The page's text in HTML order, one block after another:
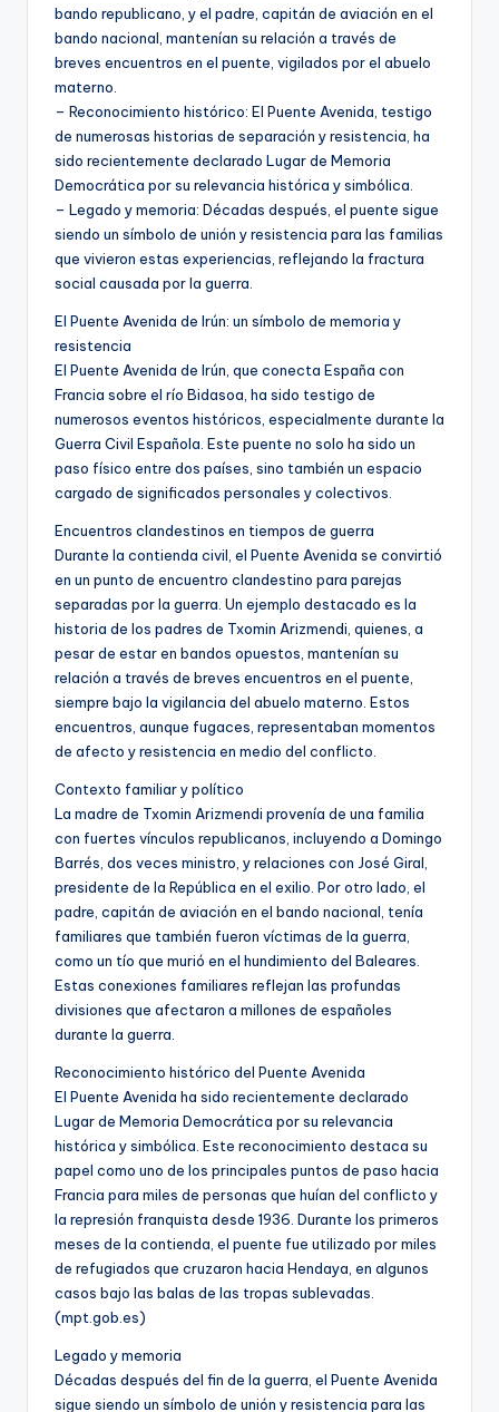
bando republicano, y el padre, capitán de aviación en el
bando nacional, mantenían su relación a través de
breves encuentros en el puente, vigilados por el abuelo
materno.
– Reconocimiento histórico: El Puente Avenida, testigo
de numerosas historias de separación y resistencia, ha
sido recientemente declarado Lugar de Memoria
Democrática por su relevancia histórica y simbólica.
– Legado y memoria: Décadas después, el puente sigue
siendo un símbolo de unión y resistencia para las familias
que vivieron estas experiencias, reflejando la fractura
social causada por la guerra.
El Puente Avenida de Irún: un símbolo de memoria y
resistencia
El Puente Avenida de Irún, que conecta España con
Francia sobre el río Bidasoa, ha sido testigo de
numerosos eventos históricos, especialmente durante la
Guerra Civil Española. Este puente no solo ha sido un
paso físico entre dos países, sino también un espacio
cargado de significados personales y colectivos.
Encuentros clandestinos en tiempos de guerra
Durante la contienda civil, el Puente Avenida se convirtió
en un punto de encuentro clandestino para parejas
separadas por la guerra. Un ejemplo destacado es la
historia de los padres de Txomin Arizmendi, quienes, a
pesar de estar en bandos opuestos, mantenían su
relación a través de breves encuentros en el puente,
siempre bajo la vigilancia del abuelo materno. Estos
encuentros, aunque fugaces, representaban momentos
de afecto y resistencia en medio del conflicto.
Contexto familiar y político
La madre de Txomin Arizmendi provenía de una familia
con fuertes vínculos republicanos, incluyendo a Domingo
Barrés, dos veces ministro, y relaciones con José Giral,
presidente de la República en el exilio. Por otro lado, el
padre, capitán de aviación en el bando nacional, tenía
familiares que también fueron víctimas de la guerra,
como un tío que murió en el hundimiento del Baleares.
Estas conexiones familiares reflejan las profundas
divisiones que afectaron a millones de españoles
durante la guerra.
Reconocimiento histórico del Puente Avenida
El Puente Avenida ha sido recientemente declarado
Lugar de Memoria Democrática por su relevancia
histórica y simbólica. Este reconocimiento destaca su
papel como uno de los principales puntos de paso hacia
Francia para miles de personas que huían del conflicto y
la represión franquista desde 1936. Durante los primeros
meses de la contienda, el puente fue utilizado por miles
de refugiados que cruzaron hacia Hendaya, en algunos
casos bajo las balas de las tropas sublevadas.
(mpt.gob.es)
Legado y memoria
Décadas después del fin de la guerra, el Puente Avenida
sigue siendo un símbolo de unión y resistencia para las